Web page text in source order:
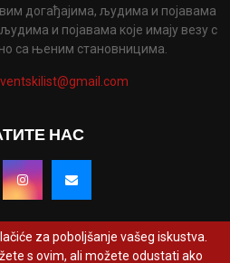
догађајима, људима и појавама
и појавама које имају везу с
са њеним становницима.
НАС
za poboljšanje vašeg iskustva.
s ovim, ali možete odustati ako